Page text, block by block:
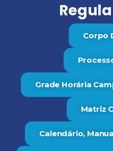
Corpo
Grade Horária
Matriz
Calendário,